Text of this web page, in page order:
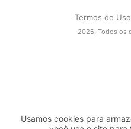
Termos de Uso
2026, Todos os
Usamos cookies para